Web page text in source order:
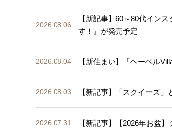
2026.08.06
【新記事】60～80代イン
す！』が発売予定
2026.08.04 【新住まい】「ヘーベル
2026.08.03 【新記事】「スクイーズ
2026.07.31 【新記事】【2026年お盆